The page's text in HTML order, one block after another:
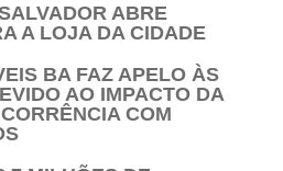
ABRE
A LOJA DA CIDADE
BA FAZ APELO ÀS
AO IMPACTO DA
COM